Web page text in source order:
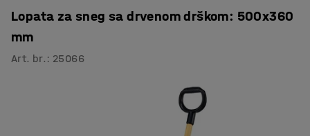
Lopata za sneg sa drvenom drškom: 500x360
mm
Art. br. : 25066